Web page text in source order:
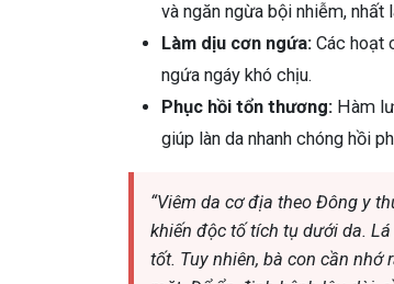
và ngăn ngừa bội nhiễm, nhất
Làm dịu cơn ngứa: Các hoạt
ngứa ngáy khó chịu.
Phục hồi tổn thương: Hàm
giúp làn da nhanh chóng hồi
“Viêm da cơ địa theo Đông y
khiến độc tố tích tụ dưới da.
tốt. Tuy nhiên, bà con cần